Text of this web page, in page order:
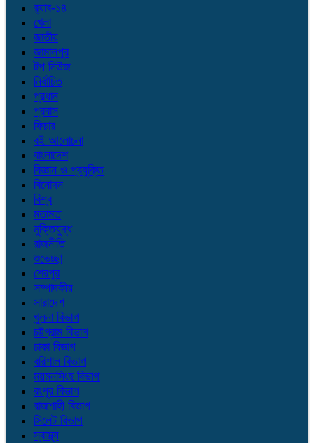
র‌্যাব-১৪
খেলা
জাতীয়
জামালপুর
টপ নিউজ
নির্বাচিত
প্রধান
প্রবাস
ফিচার
বই আলোচনা
বাংলাদেশ
বিজ্ঞান ও প্রযুক্তি
বিনোদন
বিশ্ব
মতামত
মুক্তিযুদ্ধ
রাজনীতি
শুভেচ্ছা
শেরপুর
সম্পাদকীয়
সারাদেশ
খুলনা বিভাগ
চট্টগ্রাম বিভাগ
ঢাকা বিভাগ
বরিশাল বিভাগ
ময়মনসিংহ বিভাগ
রংপুর বিভাগ
রাজশাহী বিভাগ
সিলেট বিভাগ
স্বাস্থ্য